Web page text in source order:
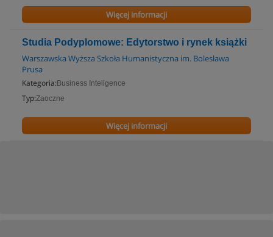
Więcej informacji
Studia Podyplomowe: Edytorstwo i rynek książki
Warszawska Wyższa Szkoła Humanistyczna im. Bolesława
Prusa
Kategoria: Business Inteligence
Typ:Zaoczne
Więcej informacji